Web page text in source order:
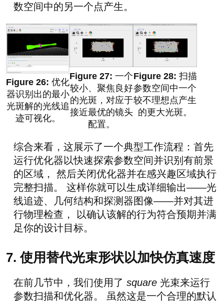
数空间中的另一个点产生。
优化
器识别出的最小
光斑解的光线追
迹可视化。
一个
较小、聚焦良好
的光斑，对应于
接近最优的镜头
配置。
扫描
参数空间中一个
较不理想点产生
的更大光斑。
综合来看，这展示了一个典型工作流程：首先
运行优化器以快速探索参数空间并识别有前景
的区域， 然后关闭优化器并在感兴趣区域执行
完整扫描。 这样你就可以生成详细输出——光
线追迹、几何结构和探测器图像——并对其进
行物理检查， 以确认该解的行为符合预期并满
足你的设计目标。
7. 使用替代光束形状以加快仿真速度
在前几节中，我们使用了 square 光束来运行
参数扫描和优化器。 虽然这是一个合理的默认